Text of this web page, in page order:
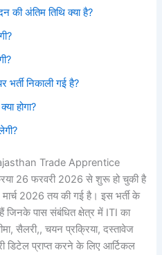
की अंतिम तिथि क्या है?
भर्ती निकाली गई है?
होगा?
Trade Apprentice
26 फरवरी 2026 से शुरू हो चुकी है
2026 तय की गई है। इस भर्ती के
जिनके पास संबंधित क्षेत्र में ITI का
सैलरी,, चयन प्रक्रिया, दस्तावेज
डिटेल प्राप्त करने के लिए आर्टिकल